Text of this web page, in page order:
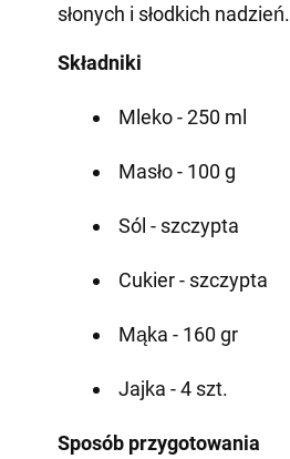
słonych i słodkich nadzień.
Składniki
Mleko - 250 ml
Masło - 100 g
Sól - szczypta
Cukier - szczypta
Mąka - 160 gr
Jajka - 4 szt.
Sposób przygotowania